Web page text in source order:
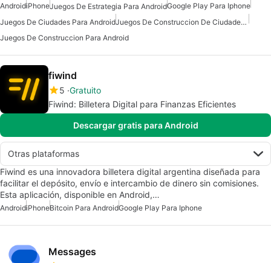
AndroidiPhoneJuegos De Estrategia Para AndroidGoogle Play Para Iphone
Juegos De Ciudades Para Android
Juegos De Construccion De Ciudades Para Android
Juegos De Construccion Para Android
fiwind
5 Gratuito
Fiwind: Billetera Digital para Finanzas Eficientes
Descargar gratis para Android
Otras plataformas
Fiwind es una innovadora billetera digital argentina diseñada para
facilitar el depósito, envío e intercambio de dinero sin comisiones.
Esta aplicación, disponible en Android,…
AndroidiPhoneBitcoin Para AndroidGoogle Play Para Iphone
Messages